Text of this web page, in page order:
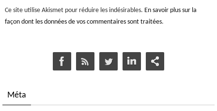
Ce site utilise Akismet pour réduire les indésirables. En savoir plus sur la
façon dont les données de vos commentaires sont traitées.
Méta